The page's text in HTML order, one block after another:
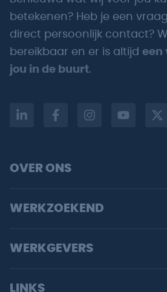
betekenen? Heb je een
direct persoonlijk contact?
bereikbaar en er is altijd een
jou in de buurt.
OVER ONS
WERKZOEKEND
WERKGEVERS
LINKS